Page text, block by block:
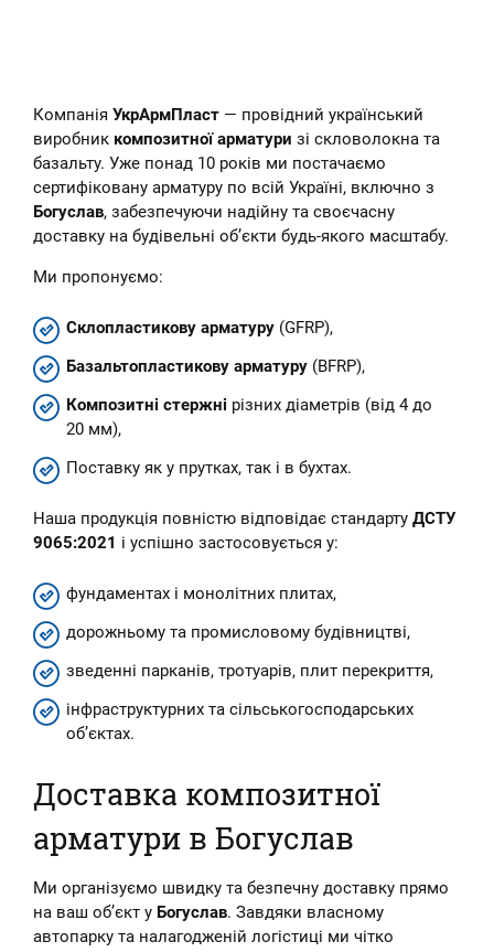
купити композитні кілочки для
рослин – овочів, кві...
Компанія УкрАрмПласт — провідний український
виробник композитної арматури зі скловолокна та
базальту. Уже понад 10 років ми постачаємо
сертифіковану арматуру по всій Україні, включно з
Богуслав, забезпечуючи надійну та своєчасну
доставку на будівельні об’єкти будь-якого масштабу.
Ми пропонуємо:
Склопластикову арматуру (GFRP),
Базальтопластикову арматуру (BFRP),
Композитні стержні різних діаметрів (від 4 до
20 мм),
Поставку як у прутках, так і в бухтах.
Наша продукція повністю відповідає стандарту ДСТУ
9065:2021 і успішно застосовується у:
фундаментах і монолітних плитах,
дорожньому та промисловому будівництві,
зведенні парканів, тротуарів, плит перекриття,
інфраструктурних та сільськогосподарських
об’єктах.
Доставка композитної
арматури в Богуслав
Ми організуємо швидку та безпечну доставку прямо
на ваш об’єкт у Богуслав. Завдяки власному
автопарку та налагодженій логістиці ми чітко